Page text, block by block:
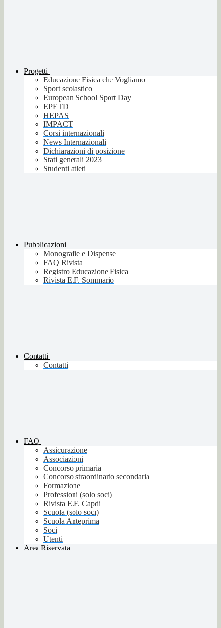
Progetti
Educazione Fisica che Vogliamo
Sport scolastico
European School Sport Day
EPETD
HEPAS
IMPACT
Corsi internazionali
News Internazionali
Dichiarazioni di posizione
Stati generali 2023
Studenti atleti
Pubblicazioni
Monografie e Dispense
FAQ Rivista
Registro Educazione Fisica
Rivista E.F. Sommario
Contatti
Contatti
FAQ
Assicurazione
Associazioni
Concorso primaria
Concorso straordinario secondaria
Formazione
Professioni (solo soci)
Rivista E.F. Capdi
Scuola (solo soci)
Scuola Anteprima
Soci
Utenti
Area Riservata